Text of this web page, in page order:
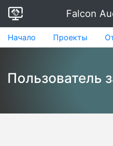
Falcon
Начало Проекты
Пользователь